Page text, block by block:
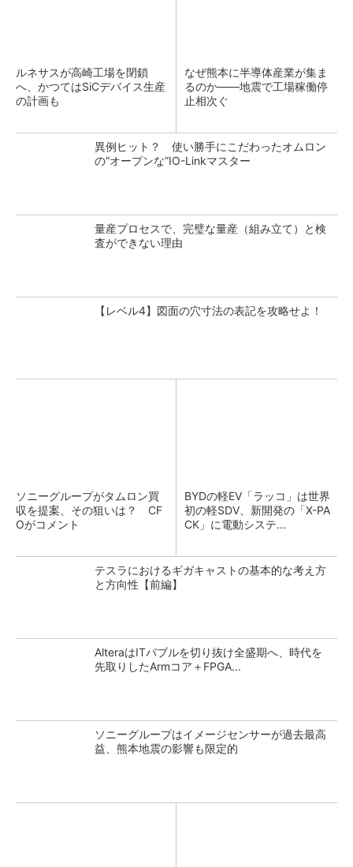
ルネサスが高崎工場を閉鎖
へ、かつてはSiCデバイス生産
の計画も
なぜ熊本に半導体産業が集ま
るのか――地震で工場稼働停
止相次ぐ
異例ヒット？ 使い勝手にこだわったオムロン
の“オープンな”IO-Linkマスター
量産プロセスで、完璧な量産（組み立て）と検
査ができない理由
【レベル4】図面の穴寸法の表記を攻略せよ！
ソニーグループがタムロン買
収を提案、その狙いは？ CF
Oがコメント
BYDの軽EV「ラッコ」は世界
初の軽SDV、新開発の「X-PA
CK」に電動システ...
テスラにおけるギガキャストの基本的な考え方
と方向性【前編】
AlteraはITバブルを切り抜け全盛期へ、時代を
先取りしたArmコア＋FPGA...
ソニーグループはイメージセンサーが過去最高
益、熊本地震の影響も限定的